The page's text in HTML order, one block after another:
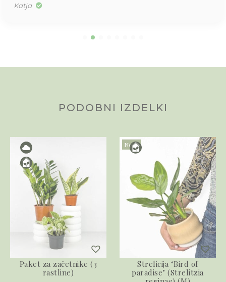
Katja
PODOBNI IZDELKI
Paket za začetnike (3
rastline)
Novo
Strelicija ‘Bird of
paradise’ (Strelitzia